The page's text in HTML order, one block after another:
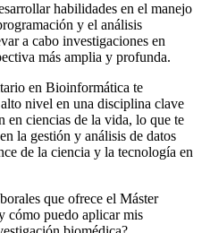
habilidades en el manejo
y el análisis
a cabo investigaciones en
más amplia y profunda.
en Bioinformática te
nivel en una disciplina clave
en ciencias de la vida, lo que te
la gestión y análisis de datos
de la ciencia y la tecnología en
que ofrece el Máster
cómo puedo aplicar mis